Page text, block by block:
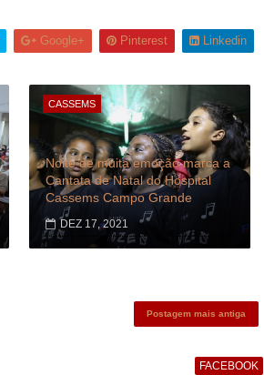
Google+ Pinterest Linkedin
CASSEMS
Noite de muita emoção marca a
Cantata de Natal do Hospital
Cassems Campo Grande
DEZ 17, 2021
Postagem mais antiga
FACEBOOK